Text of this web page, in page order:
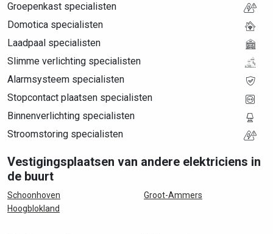
Groepenkast specialisten
Domotica specialisten
Laadpaal specialisten
Slimme verlichting specialisten
Alarmsysteem specialisten
Stopcontact plaatsen specialisten
Binnenverlichting specialisten
Stroomstoring specialisten
Vestigingsplaatsen van andere elektriciens in
de buurt
Schoonhoven
Hoogblokland
Groot-Ammers